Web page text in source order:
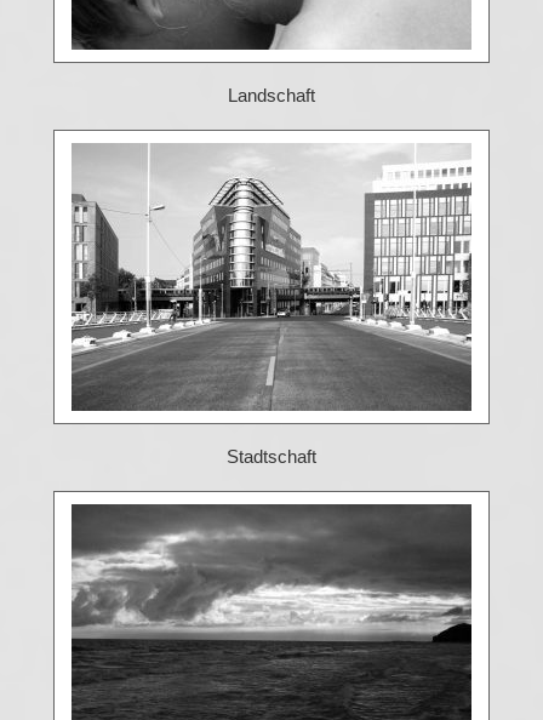
Landschaft
Stadtschaft